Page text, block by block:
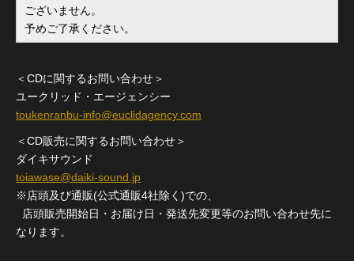
ございません。
予めご了承ください。
＜CDに関するお問い合わせ＞
ユークリッド・エージェンシー
toukenranbu-info@euclidagency.com
＜CD販売に関するお問い合わせ＞
ダイキサウンド
toiawase@daiki-sound.jp
※店頭及び通販(公式通販4社除く)での、
店頭販売開始日・お届け日・発送先変更等のお問い合わせ先に
なります。